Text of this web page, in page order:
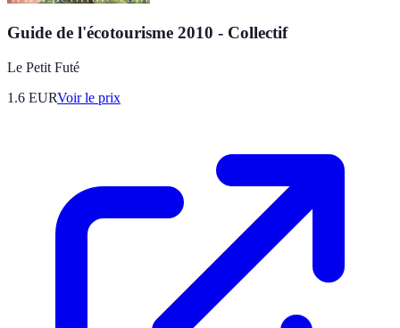
Guide de l'écotourisme 2010 - Collectif
Le Petit Futé
1.6 EURVoir le prix